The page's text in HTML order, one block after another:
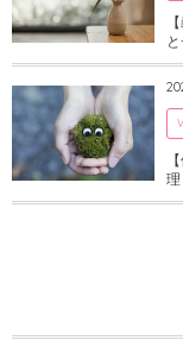
理